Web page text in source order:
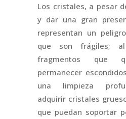
Los cristales, a pesar
y dar una gran
representan un
que son frágiles;
fragmentos que
permanecer
una limpieza
adquirir cristales
que puedan soportar